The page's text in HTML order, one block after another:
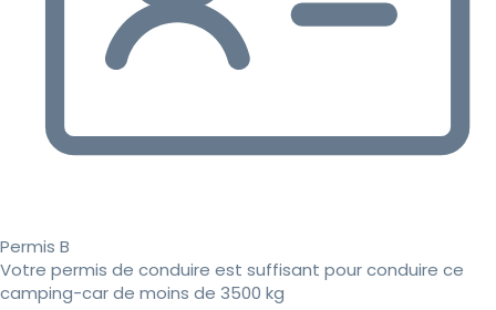
Permis B
Votre permis de conduire est suffisant pour conduire ce
camping-car de moins de 3500 kg